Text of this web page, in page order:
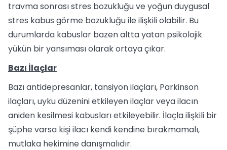
travma sonrası stres bozukluğu ve yoğun duygusal
stres kabus görme bozukluğu ile ilişkili olabilir. Bu
durumlarda kabuslar bazen altta yatan psikolojik
yükün bir yansıması olarak ortaya çıkar.
Bazı İlaçlar
Bazı antidepresanlar, tansiyon ilaçları, Parkinson
ilaçları, uyku düzenini etkileyen ilaçlar veya ilacın
aniden kesilmesi kabusları etkileyebilir. İlaçla ilişkili bir
şüphe varsa kişi ilacı kendi kendine bırakmamalı,
mutlaka hekimine danışmalıdır.